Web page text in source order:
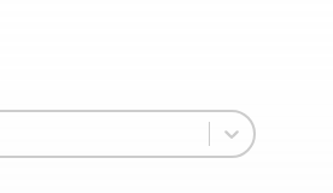
INSTRUMENTATION